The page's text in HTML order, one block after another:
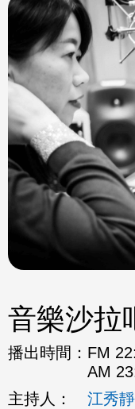
音樂沙拉
播出時間： FM
AM
主持人：
江秀靜